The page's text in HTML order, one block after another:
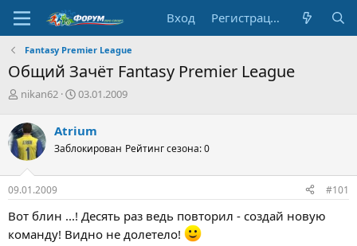
Вход Регистрация
Fantasy Premier League
Общий Зачёт Fantasy Premier League
А
т
о
р
т
е
м
nikan62
Д
а
н
ч
а
03.01.2009
Atrium
Заблокирован Рейтинг сезона: 0
09.01.2009 #101
Вот блин ...! Десять раз ведь повторил - создай новую
команду! Видно не долетело!